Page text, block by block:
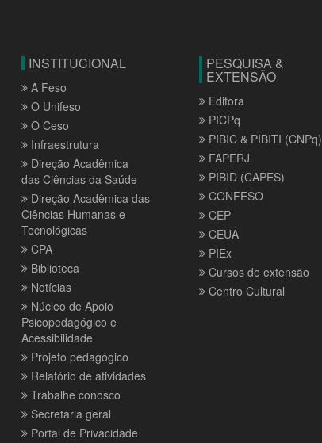
INSTITUCIONAL
A Feso
O Unifeso
O Ceso
Infraestrutura
Direção Acadêmica
das Ciências da Saúde
Direção Acadêmica das
Ciências Humanas e
Tecnológicas
CPA
Biblioteca
Notícias
Núcleo de Apoio
Psicopedagógico e
Acessibilidade
Projeto pedagógico
Relatório de atividades
Trabalhe conosco
Secretaria geral
Portal de Privacidade
PESQUISA &
EXTENSÃO
Editora
PICPq
PIBIC & PIBITI (CNPq)
FAPERJ
PIBID (CAPES)
CONFESO
CEP
CEUA
PIEx
Cursos de extensão
Centro Cultural